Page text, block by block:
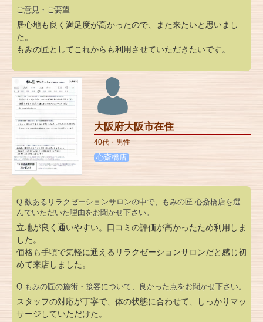
ご意見・ご要望
居心地も良く満足度が高かったので、また来たいと思いまし
た。
もみの匠としてこれからも利用させていただきたいです。
大阪府大阪市在住
40代・男性
心斎橋店
Q.数あるリラクゼーションサロンの中で、もみの匠 心斎橋店を選
んでいただいた理由をお聞かせ下さい。
立地が良く通いやすい。口コミの評価が高かったため利用しま
した。
価格も手頃で気軽に通えるリラクゼーションサロンだと感じ初
めて来店しました。
Q.もみの匠の施術・接客について、良かった点をお聞かせ下さい。
スタッフの対応が丁寧で、体の状態に合わせて、しっかりマッ
サージしていただけた。